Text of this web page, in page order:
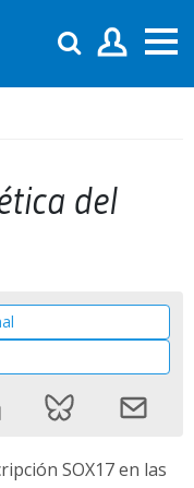
del
SOX17 en las